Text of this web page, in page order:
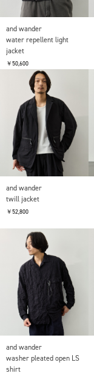
and wander
water repellent light
jacket
￥50,600
and wander
twill jacket
￥52,800
and wander
washer pleated open LS
shirt